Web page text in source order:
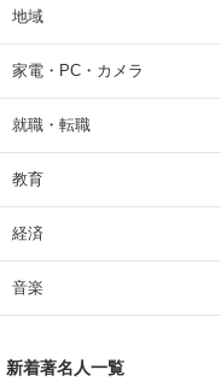
地域
家電・PC・カメラ
就職・転職
教育
経済
音楽
新着著名人一覧